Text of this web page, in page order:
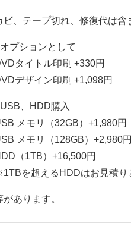
ビ、テープ切れ、修復代は含
プションとして
タイトル印刷 +330円
デザイン印刷 +1,098円
、HDD購入
メモリ（32GB）+1,980円
メモリ（128GB）+2,980円
（1TB）+16,500円
を超えるHDDはお見積り
があります。